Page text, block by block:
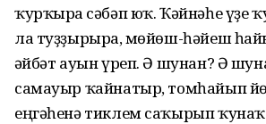
ҡурҡыр­ға сәбәп юҡ. Ҡәйнәһе үҙе
ла туҙҙырырға, мө­йөш-һәйеш
ғәйбәт ауын үреп. Ә шунан? Ә
самауыр ҡайнатыр, томһа­йып
еңгәһенә тиклем саҡы­рып